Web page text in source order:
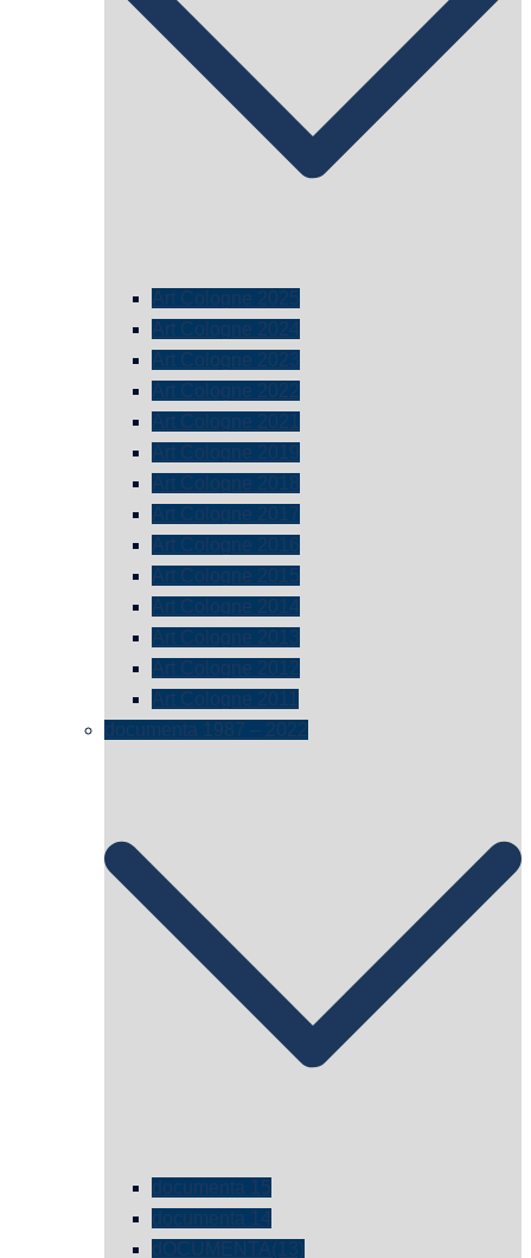
Art Cologne 2025
Art Cologne 2024
Art Cologne 2023
Art Cologne 2022
Art Cologne 2021
Art Cologne 2019
Art Cologne 2018
Art Cologne 2017
Art Cologne 2016
Art Cologne 2015
Art Cologne 2014
Art Cologne 2013
Art Cologne 2012
Art Cologne 2011
documenta 1987 – 2022
documenta 15
documenta 14
dOCUMENTA(13)